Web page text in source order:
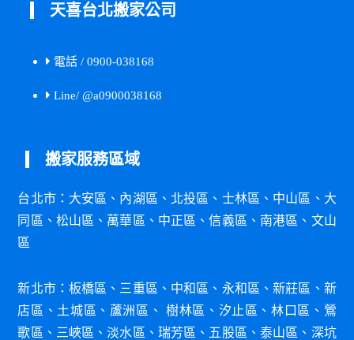
天喜台北搬家公司
電話 / 0900-038168
Line/ @a0900038168
搬家服務區域
台北市： 大安區 、 內湖區 、 北投區 、 士林區 、 中山區 、 大
同區 、 松山區 、 萬華區 、 中正區 、信義區 、 南港區 、 文山
區
新北市： 板橋區 、 三重區 、 中和區 、 永和區 、新莊區 、 新
店區 、 土城區 、 蘆洲區 、樹林區 、 汐 止區 、林口 區 、 鶯
歌區 、 三峽區 、淡水區 、 瑞芳區 、 五股區 、 泰山區 、 深坑